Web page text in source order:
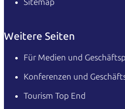
Weitere Seiten
Für Medien und
Konferenzen und
Tourism Top End